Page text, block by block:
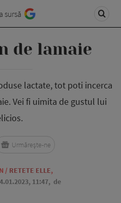
sursă
de lamaie
lactate, tot poti incerca
Vei fi uimita de gustul lui
/ RETETE ELLE,
11:47, de
Urmărește-ne